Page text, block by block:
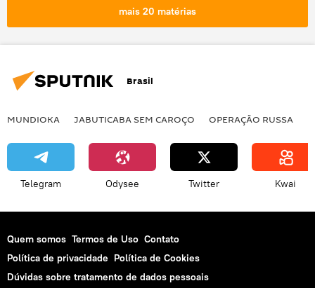
milícia
Jair Bolsonaro
mais 20 matérias
Brasil
MUNDIOKA JABUTICABA SEM CAROÇO OPERAÇÃO RUSSA
Telegram Odysee Twitter Kwai
Quem somos Termos de Uso Contato
Política de privacidade Política de Cookies
Dúvidas sobre tratamento de dados pessoais